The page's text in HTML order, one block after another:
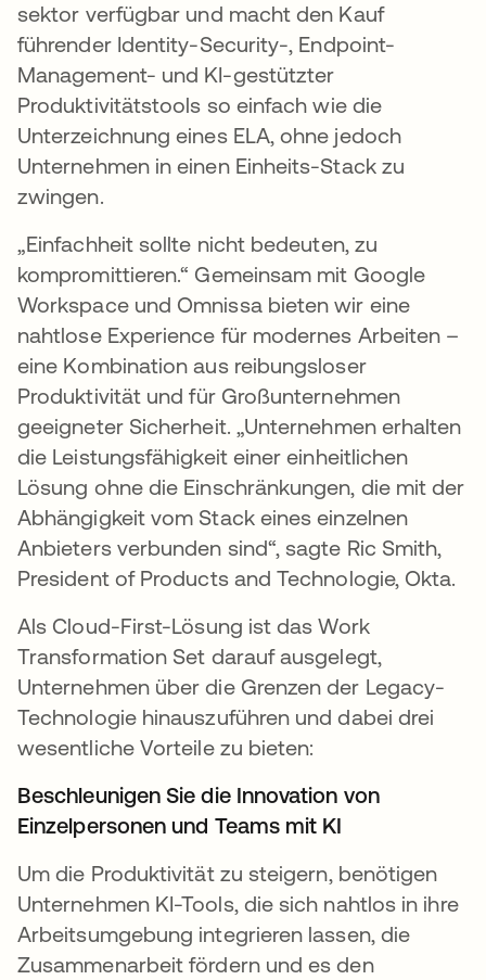
sektor verfügbar und macht den Kauf
führender Identity-Security-, Endpoint-
Management- und KI-gestützter
Produktivitätstools so einfach wie die
Unterzeichnung eines ELA, ohne jedoch
Unternehmen in einen Einheits-Stack zu
zwingen.
„Einfachheit sollte nicht bedeuten, zu
kompromittieren.“ Gemeinsam mit Google
Workspace und Omnissa bieten wir eine
nahtlose Experience für modernes Arbeiten –
eine Kombination aus reibungsloser
Produktivität und für Großunternehmen
geeigneter Sicherheit. „Unternehmen erhalten
die Leistungsfähigkeit einer einheitlichen
Lösung ohne die Einschränkungen, die mit der
Abhängigkeit vom Stack eines einzelnen
Anbieters verbunden sind“, sagte Ric Smith,
President of Products and Technologie, Okta.
Als Cloud-First-Lösung ist das Work
Transformation Set darauf ausgelegt,
Unternehmen über die Grenzen der Legacy-
Technologie hinauszuführen und dabei drei
wesentliche Vorteile zu bieten:
Beschleunigen Sie die Innovation von
Einzelpersonen und Teams mit KI
Um die Produktivität zu steigern, benötigen
Unternehmen KI-Tools, die sich nahtlos in ihre
Arbeitsumgebung integrieren lassen, die
Zusammenarbeit fördern und es den